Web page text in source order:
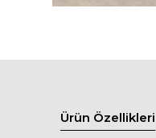
Ürün Özellikleri